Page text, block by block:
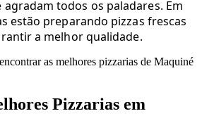
agradam todos os paladares. Em
estão preparando pizzas frescas
a melhor qualidade.
as melhores pizzarias de Maquiné
Pizzarias em